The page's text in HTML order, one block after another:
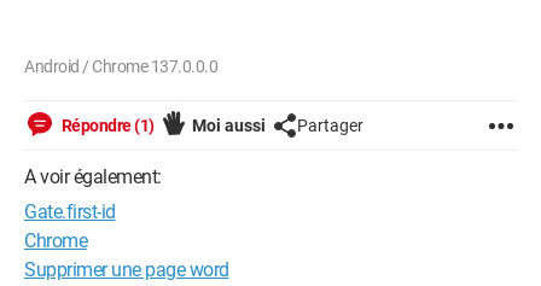
Android / Chrome 137.0.0.0
Répondre (1) Moi aussi Partager
A voir également:
Gate.first-id
Chrome
Supprimer une page word